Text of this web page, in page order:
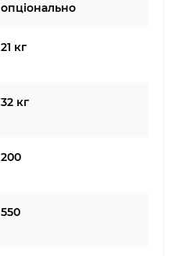
опціонально
21 кг
32 кг
200
550